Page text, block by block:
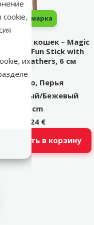
cookie,
их
марка
для кошек – Magic
Natural Fun Stick with
feathers, 6 см
Дерево, Перья
Бежевый
6 cm
2,24 €
Добавить в корзину